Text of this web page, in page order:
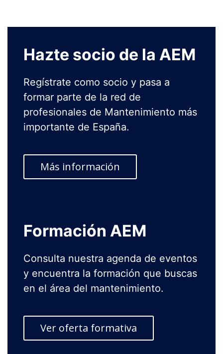
Hazte socio de la AEM
Regístrate como socio y pasa a
formar parte de la red de
profesionales de Mantenimiento más
importante de España.
Más información
Formación AEM
Consulta nuestra agenda de eventos
y encuentra la formación que buscas
en el área del mantenimiento.
Ver oferta formativa